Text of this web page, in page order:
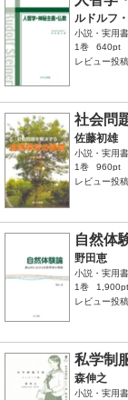
ルドルフ
小説・実用書
1巻
640pt
レビュー投
社会問
佐藤初雄
小説・実用書
1巻
960pt
レビュー投
自然体
野田恵
小説・実用書
1巻
1,900pt
レビュー投
私学制
森伸之
小説・実用書